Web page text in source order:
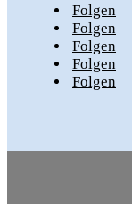
Folgen
Folgen
Folgen
Folgen
Folgen